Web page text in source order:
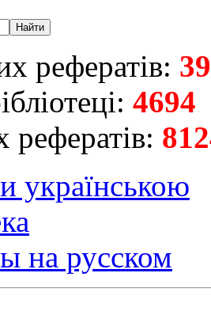
рефератів:
4694
рефератів:
українською
на русском